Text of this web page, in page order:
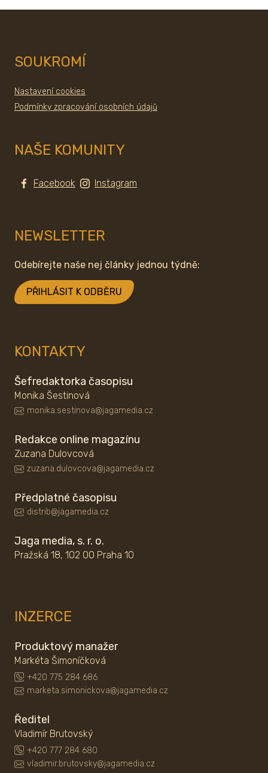
SOUKROMÍ
Nastavení cookies
Podmínky zpracování osobních údajů
NAŠE KOMUNITY
Facebook Instagram
NEWSLETTER
Odebírejte naše nej články jednou týdně:
PŘIHLÁSIT K ODBĚRU
KONTAKTY
Šefredaktorka časopisu
Monika Šestinová
monika.sestinova@jagamedia.cz
Redakce online magazínu
Zuzana Dulovcová
zuzana.dulovcova@jagamedia.cz
Předplatné časopisu
distrib@jagamedia.cz
Jaga media, s. r. o.
Pražská 18, 102 00 Praha 10
INZERCE
Produktový manažer
Markéta Šimoníčková
+420 775 284 686
marketa.simonickova@jagamedia.cz
Ředitel
Vladimír Brutovský
+420 777 284 680
vladimir.brutovsky@jagamedia.cz